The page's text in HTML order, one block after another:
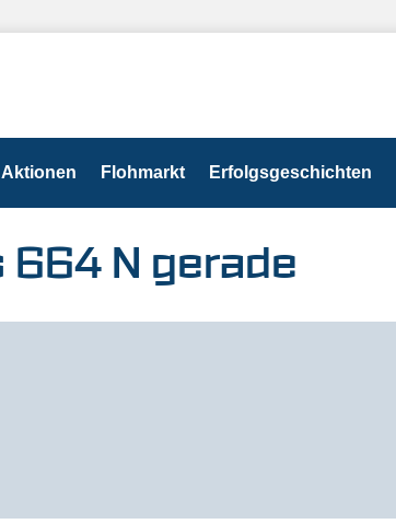
Aktionen Flohmarkt Erfolgsgeschichten
664 N gerade